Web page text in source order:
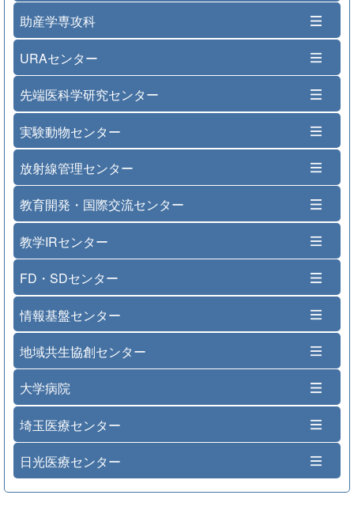
助産学専攻科
URAセンター
先端医科学研究センター
実験動物センター
放射線管理センター
教育開発・国際交流センター
教学IRセンター
FD・SDセンター
情報基盤センター
地域共生協創センター
大学病院
埼玉医療センター
日光医療センター